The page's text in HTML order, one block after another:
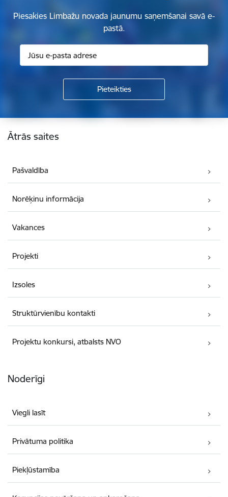
Piesakies Limbažu novada jaunumu saņemšanai savā e-
pastā.
Kājene
Ātrās saites
Pašvaldība
Norēķinu informācija
Vakances
Projekti
Izsoles
Struktūrvienību kontakti
Projektu konkursi, atbalsts NVO
Noderīgi
Viegli lasīt
Privātuma politika
Piekļūstamība